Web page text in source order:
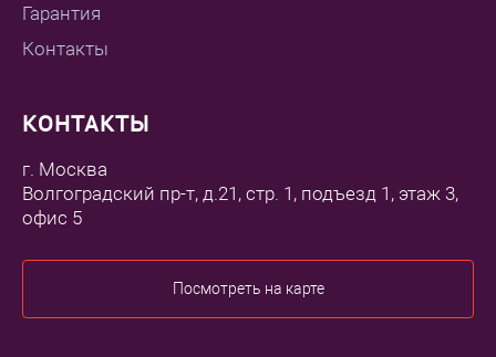
Гарантия
Контакты
КОНТАКТЫ
г. Москва
Волгоградский пр-т, д.21, стр. 1, подъезд 1, этаж 3,
офис 5
Посмотреть на карте